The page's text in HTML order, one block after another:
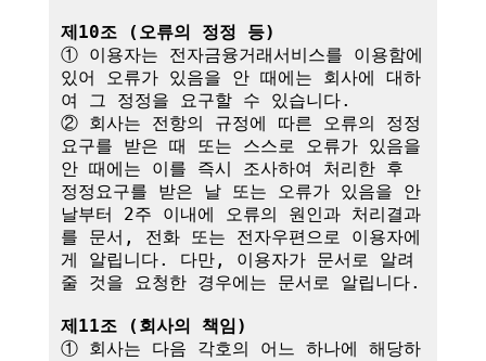
제10조 (오류의 정정 등)
① 이용자는 전자금융거래서비스를 이용함에
있어 오류가 있음을 안 때에는 회사에 대하
여 그 정정을 요구할 수 있습니다.
② 회사는 전항의 규정에 따른 오류의 정정
요구를 받은 때 또는 스스로 오류가 있음을
안 때에는 이를 즉시 조사하여 처리한 후
정정요구를 받은 날 또는 오류가 있음을 안
날부터 2주 이내에 오류의 원인과 처리결과
를 문서, 전화 또는 전자우편으로 이용자에
게 알립니다. 다만, 이용자가 문서로 알려
줄 것을 요청한 경우에는 문서로 알립니다.
제11조 (회사의 책임)
① 회사는 다음 각호의 어느 하나에 해당하